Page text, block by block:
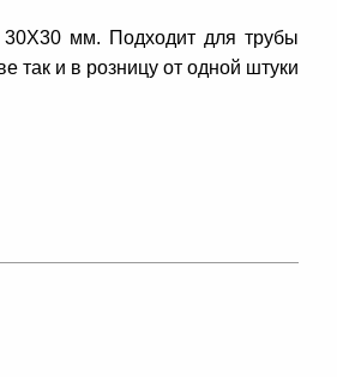
мм. Подходит для трубы
так и в розницу от одной штуки